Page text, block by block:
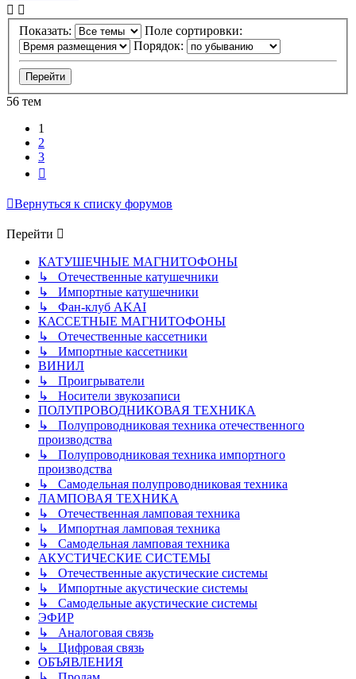
Показать:
Поле сортировки:
Порядок:
56 тем
1
2
3
Вернуться к списку форумов
Перейти
КАТУШЕЧНЫЕ МАГНИТОФОНЫ
↳ Отечественные катушечники
↳ Импортные катушечники
↳ Фан-клуб AKAI
КАССЕТНЫЕ МАГНИТОФОНЫ
↳ Отечественные кассетники
↳ Импортные кассетники
ВИНИЛ
↳ Проигрыватели
↳ Носители звукозаписи
ПОЛУПРОВОДНИКОВАЯ ТЕХНИКА
↳ Полупроводниковая техника отечественного
производства
↳ Полупроводниковая техника импортного
производства
↳ Самодельная полупроводниковая техника
ЛАМПОВАЯ ТЕХНИКА
↳ Отечественная ламповая техника
↳ Импортная ламповая техника
↳ Самодельная ламповая техника
АКУСТИЧЕСКИЕ СИСТЕМЫ
↳ Отечественные акустические системы
↳ Импортные акустические системы
↳ Самодельные акустические системы
ЭФИР
↳ Аналоговая связь
↳ Цифровая связь
ОБЪЯВЛЕНИЯ